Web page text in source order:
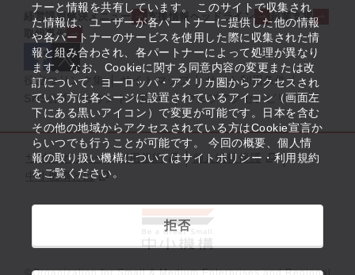
ナーと情報を共有しています。 このサイトで収集され
た情報は、ユーザーが各パートナーに提供した他の情報
や各パートナーのサービスを使用した際に収集された情
報と組み合わされ、各パートナーによって処理が異なり
ます。 なお、Cookieに関する同意内容の変更または改
訂について、ヨーロッパ・アメリカ圏からアクセスされ
ている方は各ページに設置されているアイコン（画面左
下にある黒いアイコン）で変更が可能です。日本を含む
その他の地域からアクセスされている方はCookie宣言か
らいつでも行うことが可能です。 今回の概要、個人情
報の取り扱い機構についてはサイトポリシー・利用規約
をご覧ください。
拒否
経営課題解決メニュー 支援情報ヘッドライン
起業支援
取組事例
役立つリンク集 サイトマップ
サイト利用条件
SNS公式アカウント一覧
ウェブアクセシビリティ
サイトポリシー・利用規約
個人情報保護
中小機構とは
©Organization for Small & Medium Enterprises and Regional